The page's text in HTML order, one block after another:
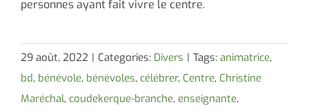
personnes ayant fait vivre le centre.
29 août, 2022 | Categories: Divers | Tags: animatrice,
bd, bénévole, bénévoles, célébrer, Centre, Christine
Maréchal, coudekerque-branche, enseignante,